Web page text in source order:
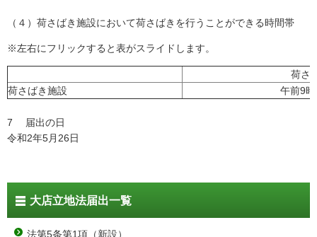
（４）荷さばき施設において荷さばきを行うことができる時間帯
※左右にフリックすると表がスライドします。
荷さ
荷さばき施設
午前9
7 届出の日
令和2年5月26日
大店立地法届出一覧
法第5条第1項（新設）